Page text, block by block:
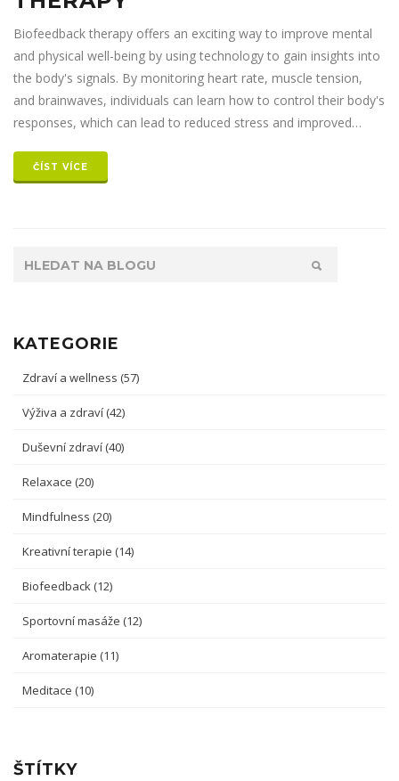
Biofeedback therapy offers an exciting way to improve mental
and physical well-being by using technology to gain insights into
the body's signals. By monitoring heart rate, muscle tension,
and brainwaves, individuals can learn how to control their body's
responses, which can lead to reduced stress and improved
performance, biofeedback therapy opens the door to
personalized wellness strategies. Learn how this innovative
ČÍST VÍCE
KATEGORIE
Zdraví a wellness (57)
Výživa a zdraví (42)
Duševní zdraví (40)
Relaxace (20)
Mindfulness (20)
Kreativní terapie (14)
Biofeedback (12)
Sportovní masáže (12)
Aromaterapie (11)
Meditace (10)
ŠTÍTKY